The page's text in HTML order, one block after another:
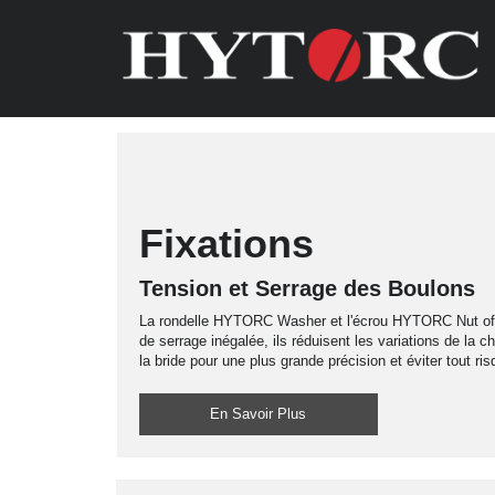
Fixations
Tension et Serrage des Boulons
La rondelle HYTORC Washer et l'écrou HYTORC Nut
de serrage inégalée, ils réduisent les variations de la
la bride pour une plus grande précision et éviter tout
En Savoir Plus